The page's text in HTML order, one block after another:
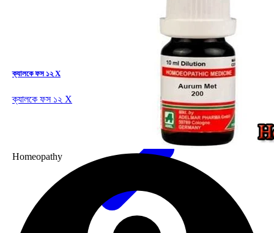
Homeopathy
ক্যালকে ফস ১২ X
ক্যালকে ফস ১২ X